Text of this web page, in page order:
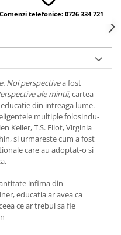
Comenzi telefonice: 0726 334 721
Noi perspectivea fost
ale mintii, cartea
din intreaga lume.
multiple folosindu-
Keller, T.S. Eliot, Virginia
si urmareste cum a fost
care au adoptat-o si
infima din
educatia ar avea ca
ce ar trebui sa fie